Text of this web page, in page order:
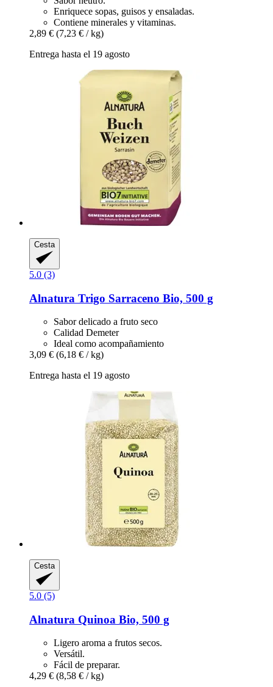
Enriquece sopas, guisos y ensaladas.
Contiene minerales y vitaminas.
2,89 € (7,23 € / kg)
Entrega hasta el 19 agosto
Cesta
5.0 (3)
Alnatura Trigo Sarraceno Bio, 500 g
Sabor delicado a fruto seco
Calidad Demeter
Ideal como acompañamiento
3,09 € (6,18 € / kg)
Entrega hasta el 19 agosto
Cesta
5.0 (5)
Alnatura Quinoa Bio, 500 g
Ligero aroma a frutos secos.
Versátil.
Fácil de preparar.
4,29 € (8,58 € / kg)